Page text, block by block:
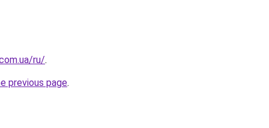
ru/.
previous page.